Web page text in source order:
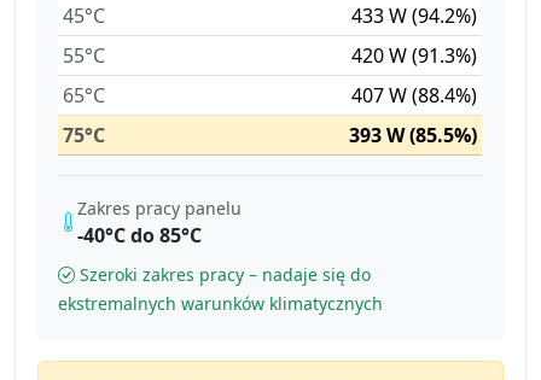
45°C
433 W (94.2%)
55°C
420 W (91.3%)
65°C
407 W (88.4%)
75°C
393 W (85.5%)
Zakres pracy panelu
-40°C do 85°C
Szeroki zakres pracy – nadaje się do
ekstremalnych warunków klimatycznych